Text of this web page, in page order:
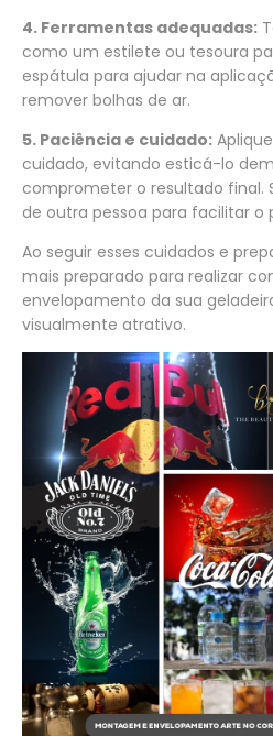
4. Ferramentas adequadas:
como um estilete ou tesoura
espátula para ajudar na
remover bolhas de ar.
5. Paciência e cuidado:
cuidado, evitando esticá-lo
comprometer o resultado final.
de outra pessoa para facilitar o
Ao seguir esses cuidados e
mais preparado para realizar
envelopamento da sua
visualmente atrativo.